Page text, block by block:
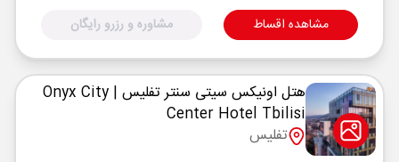
مشاهده اقساط مشاوره و رزرو رایگان
هتل اونیکس سیتی سنتر تفلیس | Onyx City
Center Hotel Tbilisi
تفلیس